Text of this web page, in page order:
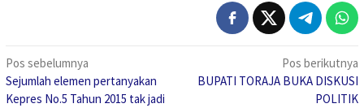
Navigasi
pos
Pos sebelumnya
Sejumlah elemen pertanyakan
Kepres No.5 Tahun 2015 tak jadi
Pos berikutnya
BUPATI TORAJA BUKA DISKUSI
POLITIK